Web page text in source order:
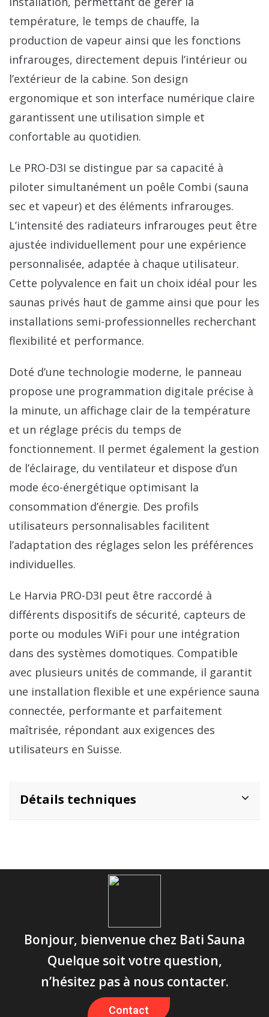
température, le temps de chauffe, la
production de vapeur ainsi que les fonctions
infrarouges, directement depuis l’intérieur ou
l’extérieur de la cabine. Son design
ergonomique et son interface numérique claire
garantissent une utilisation simple et
confortable au quotidien.
Le PRO-D3I se distingue par sa capacité à
piloter simultanément un poêle Combi (sauna
sec et vapeur) et des éléments infrarouges.
L’intensité des radiateurs infrarouges peut être
ajustée individuellement pour une expérience
personnalisée, adaptée à chaque utilisateur.
Cette polyvalence en fait un choix idéal pour les
saunas privés haut de gamme ainsi que pour les
installations semi-professionnelles recherchant
flexibilité et performance.
Doté d’une technologie moderne, le panneau
propose une programmation digitale précise à
la minute, un affichage clair de la température
et un réglage précis du temps de
fonctionnement. Il permet également la gestion
de l’éclairage, du ventilateur et dispose d’un
mode éco-énergétique optimisant la
consommation d’énergie. Des profils
utilisateurs personnalisables facilitent
l’adaptation des réglages selon les préférences
individuelles.
Le Harvia PRO-D3I peut être raccordé à
différents dispositifs de sécurité, capteurs de
porte ou modules WiFi pour une intégration
dans des systèmes domotiques. Compatible
avec plusieurs unités de commande, il garantit
une installation flexible et une expérience sauna
connectée, performante et parfaitement
maîtrisée, répondant aux exigences des
utilisateurs en Suisse.
Détails techniques
Bonjour, bienvenue chez Bati Sauna
Quelque soit votre question,
n’hésitez pas à nous contacter.
Contact